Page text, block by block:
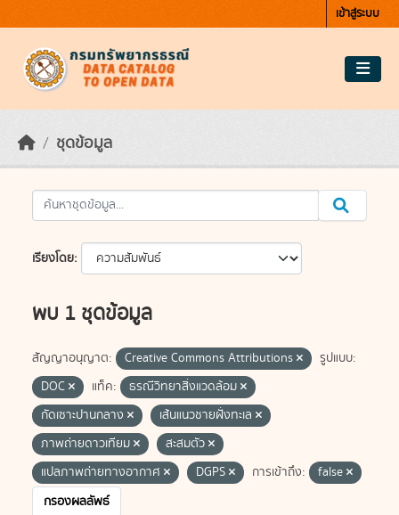
เข้าสู่ระบบ
ชุดข้อมูล
เรียงโดย
พบ 1 ชุดข้อมูล
สัญญาอนุญาต: Creative Commons Attributions
รูปแบบ:
DOC
แท็ค:
ธรณีวิทยาสิ่งแวดล้อม
กัดเซาะปานกลาง
เส้นแนวชายฝั่งทะเล
ภาพถ่ายดาวเทียม
สะสมตัว
แปลภาพถ่ายทางอากาศ
DGPS การเข้าถึง:
false
กรองผลลัพธ์